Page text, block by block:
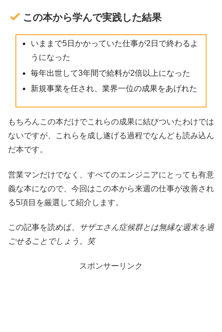
この本から学んで実践した結果
いままで5日かかっていた仕事が2日で終わるよ
うになった
毎年出世して3年間で給料が2倍以上になった
新規事業を任され、業界一位の成果をあげれた
もちろんこの本だけでこれらの成果に結びついたわけでは
ないですが、これらを成し遂げる過程でなんども読み込ん
だ本です。
営業マンだけでなく、すべてのエンジニアにとっても有意
義な本になので、今回はこの本から来週の仕事が改善され
る5項目を厳選して紹介します。
この記事を読めば、
サザエさん症候群とは無縁な週末を過
ごせることでしょう。笑
スポンサーリンク